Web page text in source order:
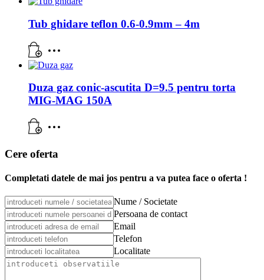
Tub ghidare teflon 0.6-0.9mm – 4m
Duza gaz conic-ascutita D=9.5 pentru torta
MIG-MAG 150A
Cere oferta
Completati datele de mai jos pentru a va putea face o oferta !
Nume / Societate
Persoana de contact
Email
Telefon
Localitate